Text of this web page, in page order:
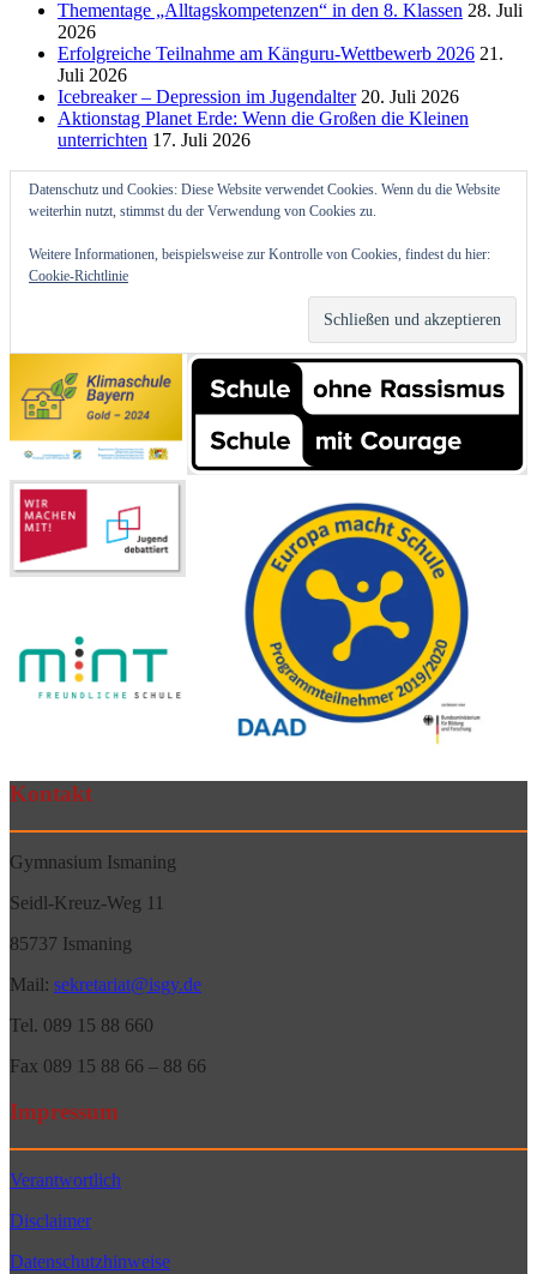
Thementage „Alltagskompetenzen“ in den 8. Klassen 28. Juli
2026
Erfolgreiche Teilnahme am Känguru-Wettbewerb 2026 21.
Juli 2026
Icebreaker – Depression im Jugendalter 20. Juli 2026
Aktionstag Planet Erde: Wenn die Großen die Kleinen
unterrichten 17. Juli 2026
Datenschutz und Cookies: Diese Website verwendet Cookies. Wenn du die Website
weiterhin nutzt, stimmst du der Verwendung von Cookies zu.
Weitere Informationen, beispielsweise zur Kontrolle von Cookies, findest du hier:
Cookie-Richtlinie
Kontakt
Gymnasium Ismaning
Seidl-Kreuz-Weg 11
85737 Ismaning
Mail: sekretariat@isgy.de
Tel. 089 15 88 660
Fax 089 15 88 66 – 88 66
Impressum
Verantwortlich
Disclaimer
Datenschutzhinweise